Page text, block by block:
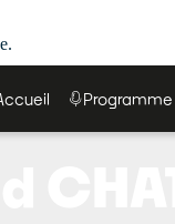
Programme